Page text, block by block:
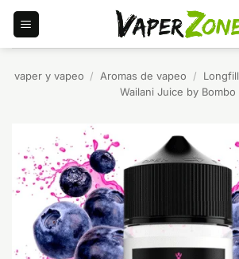
Saltar
contenido
vaper y vapeo / Aromas de vapeo / Longfill
Wailani Juice by Bombo